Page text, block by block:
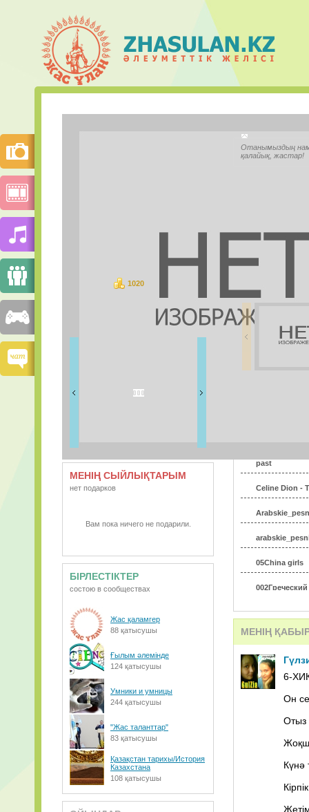
Отанымыздың
қалайық, жастар!
1020ұпай
МЕНІҢ СЫЙЛЫҚТАРЫМ
нет подарков
Вам пока ничего не подарили.
БІРЛЕСТІКТЕР
состою в сообществах
Жас қаламгер
88 қатысушы
Ғылым әлемінде
124 қатысушы
Умники и умницы
244 қатысушы
"Жас таланттар"
83 қатысушы
Қазақстан тарихы/История
Казахстана
108 қатысушы
past
Celine Dion -
05China girls
002Греческий
Greece-
_medlyak-
МЕНІҢ
6-
Он
Отыз
Күнә